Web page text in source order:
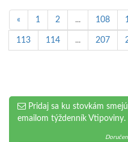
« 1 2 ... 108
113 114 ... 207
Pridaj sa ku stovkám
emailom týždenník Vtipoviny.